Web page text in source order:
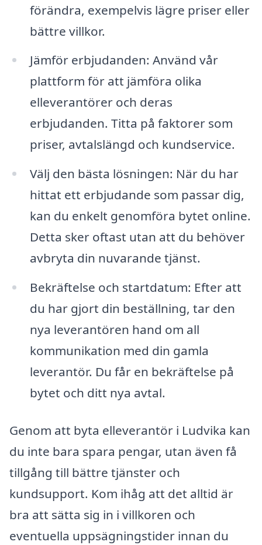
förändra, exempelvis lägre priser eller
bättre villkor.
Jämför erbjudanden: Använd vår
plattform för att jämföra olika
elleverantörer och deras
erbjudanden. Titta på faktorer som
priser, avtalslängd och kundservice.
Välj den bästa lösningen: När du har
hittat ett erbjudande som passar dig,
kan du enkelt genomföra bytet online.
Detta sker oftast utan att du behöver
avbryta din nuvarande tjänst.
Bekräftelse och startdatum: Efter att
du har gjort din beställning, tar den
nya leverantören hand om all
kommunikation med din gamla
leverantör. Du får en bekräftelse på
bytet och ditt nya avtal.
Genom att byta elleverantör i Ludvika kan
du inte bara spara pengar, utan även få
tillgång till bättre tjänster och
kundsupport. Kom ihåg att det alltid är
bra att sätta sig in i villkoren och
eventuella uppsägningstider innan du